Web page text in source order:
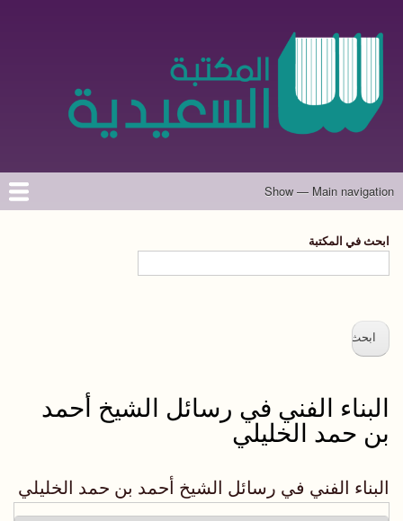
الرئيسي
Main
Show — Main navigation
الرئيسية
المؤلفون
تواصل معنا
حول الموقع
ابحث في المكتبة
البناء الفني في رسائل الشيخ أحمد
بن حمد الخليلي
البناء الفني في رسائل الشيخ أحمد بن حمد الخليلي